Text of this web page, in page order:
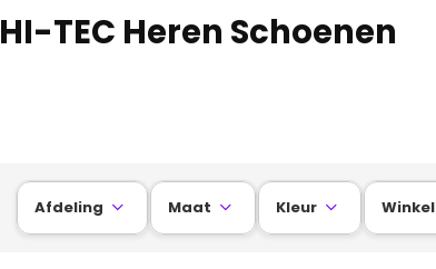
HI-TEC Heren Schoenen
Afdeling  Maat  Kleur  Winkel